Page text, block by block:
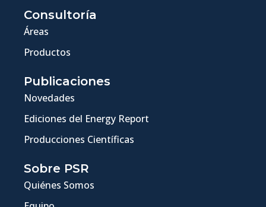
Consultoría
Áreas
Productos
Publicaciones
Novedades
Ediciones del Energy Report
Producciones Científicas
Sobre PSR
Quiénes Somos